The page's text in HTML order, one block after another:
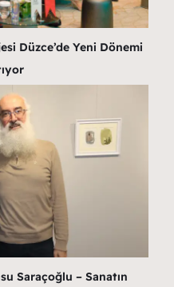
Düzce’de Yeni Dönemi
Saraçoğlu – Sanatın